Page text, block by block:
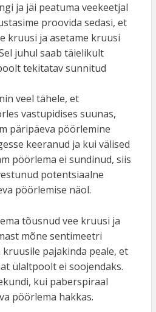
ja jäi peatuma veekeetjal
proovida sedasi, et
kruusi ja asetame kruusi
juhul saab täielikult
tekitatav sunnitud
veel tähele, et
vastupidises suunas,
päripäeva pöörlemine
keeranud ja kui välised
pöörlema ei sundinud, siis
potentsiaalne
pöörlemise näol.
tõusnud vee kruusi ja
mõne sentimeetri
kruusile pajakinda peale, et
ülaltpoolt ei soojendaks.
kui paberspiraal
pöörlema hakkas.